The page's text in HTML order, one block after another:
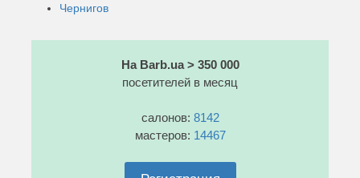
Чернигов
На Barb.ua > 350 000
посетителей в месяц
салонов: 8142
мастеров: 14467